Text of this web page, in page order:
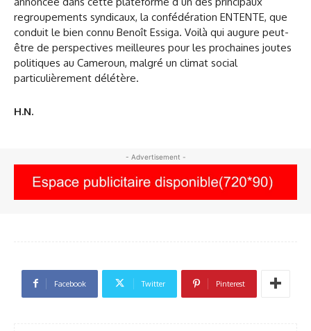
regroupements syndicaux, la confédération ENTENTE, que
conduit le bien connu Benoît Essiga. Voilà qui augure peut-
être de perspectives meilleures pour les prochaines joutes
politiques au Cameroun, malgré un climat social
particulièrement délétère.
H.N.
- Advertisement -
Facebook Twitter Pinterest